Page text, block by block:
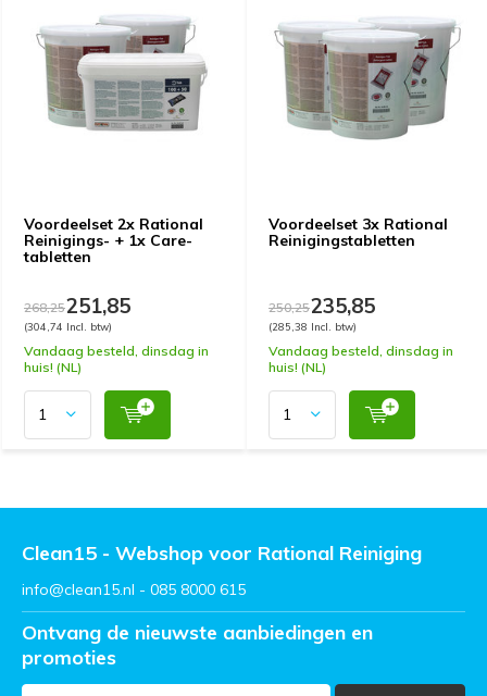
Voordeelset 2x Rational
Reinigings- + 1x Care-
tabletten
268,25251,85
(304,74 Incl. btw)
Vandaag besteld, dinsdag in
huis! (NL)
Voordeelset 3x Rational
Reinigingstabletten
250,25235,85
(285,38 Incl. btw)
Vandaag besteld, dinsdag in
huis! (NL)
Clean15 - Webshop voor Rational Reiniging
info@clean15.nl - 085 8000 615
Ontvang de nieuwste aanbiedingen en
promoties